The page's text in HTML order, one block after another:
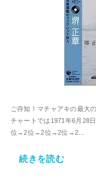
ご存知！マチャアキの最大
チャートでは1971年6月28
位→2位→2位→2位→2...
続きを読む